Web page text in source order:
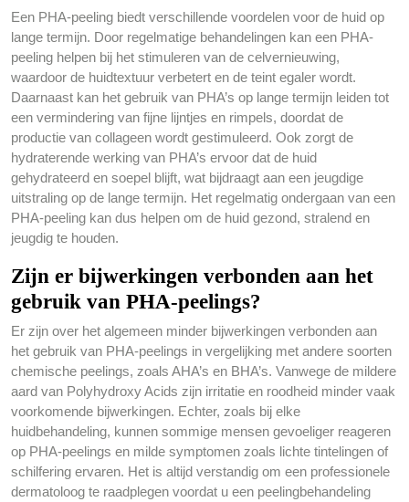
Een PHA-peeling biedt verschillende voordelen voor de huid op
lange termijn. Door regelmatige behandelingen kan een PHA-
peeling helpen bij het stimuleren van de celvernieuwing,
waardoor de huidtextuur verbetert en de teint egaler wordt.
Daarnaast kan het gebruik van PHA’s op lange termijn leiden tot
een vermindering van fijne lijntjes en rimpels, doordat de
productie van collageen wordt gestimuleerd. Ook zorgt de
hydraterende werking van PHA’s ervoor dat de huid
gehydrateerd en soepel blijft, wat bijdraagt aan een jeugdige
uitstraling op de lange termijn. Het regelmatig ondergaan van een
PHA-peeling kan dus helpen om de huid gezond, stralend en
jeugdig te houden.
Zijn er bijwerkingen verbonden aan het
gebruik van PHA-peelings?
Er zijn over het algemeen minder bijwerkingen verbonden aan
het gebruik van PHA-peelings in vergelijking met andere soorten
chemische peelings, zoals AHA’s en BHA’s. Vanwege de mildere
aard van Polyhydroxy Acids zijn irritatie en roodheid minder vaak
voorkomende bijwerkingen. Echter, zoals bij elke
huidbehandeling, kunnen sommige mensen gevoeliger reageren
op PHA-peelings en milde symptomen zoals lichte tintelingen of
schilfering ervaren. Het is altijd verstandig om een professionele
dermatoloog te raadplegen voordat u een peelingbehandeling